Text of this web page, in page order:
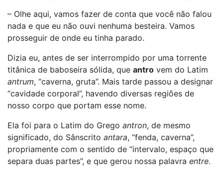
– Olhe aqui, vamos fazer de conta que você não falou
nada e que eu não ouvi nenhuma besteira. Vamos
prosseguir de onde eu tinha parado.
Dizia eu, antes de ser interrompido por uma torrente
titânica de baboseira sólida, que antro vem do Latim
antrum, “caverna, gruta”. Mais tarde passou a designar
“cavidade corporal”, havendo diversas regiões de
nosso corpo que portam esse nome.
Ela foi para o Latim do Grego antron, de mesmo
significado, do Sânscrito antara, “fenda, caverna”,
propriamente com o sentido de “intervalo, espaço que
separa duas partes”, e que gerou nossa palavra entre.